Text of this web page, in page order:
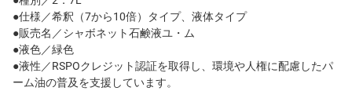
●仕様／希釈（7から10倍）タイプ、液体タイプ
●販売名／シャボネット石鹸液ユ・ム
●液色／緑色
●液性／RSPOクレジット認証を取得し、環境や人権に配慮したパ
ーム油の普及を支援しています。